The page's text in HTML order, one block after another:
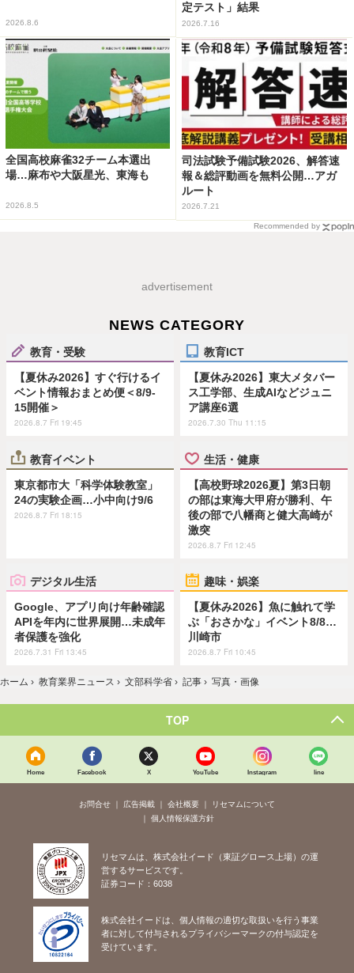
2026.8.6
定テスト」結果
2026.7.16
全国高校麻雀32チーム本選出
場…麻布や大阪星光、東海も
2026.8.5
司法試験予備試験2026、解答速
報＆総評動画を無料公開…アガ
ルート
2026.7.21
Recommended by
advertisement
NEWS CATEGORY
教育・受験
【夏休み2026】すぐ行けるイ
ベント情報おまとめ便＜8/9-
15開催＞
2026.8.7 Fri 19:45
教育ICT
【夏休み2026】東大メタバー
ス工学部、生成AIなどジュニ
ア講座6選
2026.7.30 Thu 11:15
教育イベント
東京都市大「科学体験教室」
24の実験企画…小中向け9/6
2026.8.7 Fri 18:15
生活・健康
【高校野球2026夏】第3日朝
の部は東海大甲府が勝利、午
後の部で八幡商と健大高崎が
激突
2026.8.7 Fri 12:45
デジタル生活
Google、アプリ向け年齢確認
APIを年内に世界展開…未成年
者保護を強化
2026.7.31 Fri 13:45
趣味・娯楽
【夏休み2026】魚に触れて学
ぶ「おさかな」イベント8/8…
川崎市
2026.8.7 Fri 10:45
ホーム › 教育業界ニュース › 文部科学省 › 記事 › 写真・画像
TOP
Home Facebook X YouTube Instagram line
お問合せ 広告掲載 会社概要
リセマムについて
個人情報保護方針
リセマムは、株式会社イード（東証グロース上場）の運
営するサービスです。
証券コード：6038
株式会社イードは、個人情報の適切な取扱いを行う事業
者に対して付与されるプライバシーマークの付与認定を
受けています。